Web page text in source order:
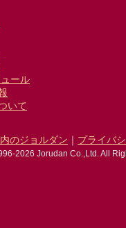
ール
いて
のジョルダン ｜ プライバ
2026 Jorudan Co.,Ltd. All